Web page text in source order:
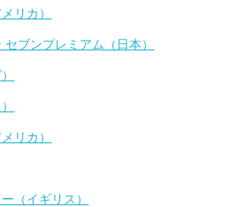
リカ）
ブンプレミアム（日本）
リカ）
（イギリス）